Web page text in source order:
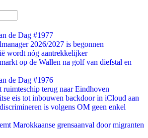
de Dag #1977
2026/2027 is begonnen
wordt nóg aantrekkelijker
op de Wallen na golf van diefstal en
de Dag #1976
terug naar Eindhoven
eis tot inbouwen backdoor in iCloud aan
is volgens OM geen enkel
Marokkaanse grensaanval door migranten